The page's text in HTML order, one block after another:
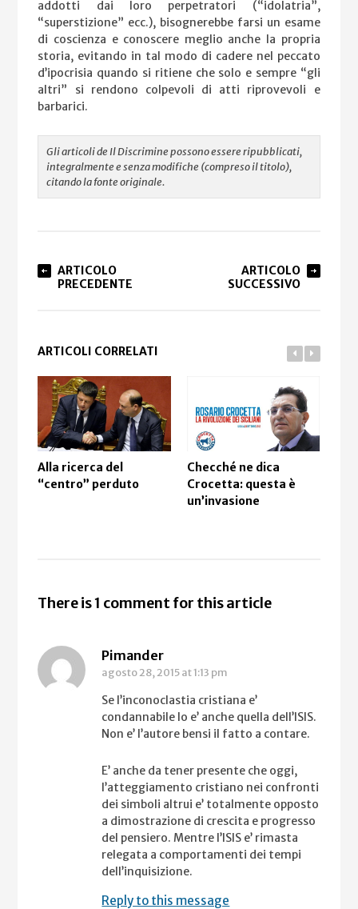
addotti dai loro perpetratori (“idolatria”,
“superstizione” ecc.), bisognerebbe farsi un esame
di coscienza e conoscere meglio anche la propria
storia, evitando in tal modo di cadere nel peccato
d’ipocrisia quando si ritiene che solo e sempre “gli
altri” si rendono colpevoli di atti riprovevoli e
barbarici.
Gli articoli de Il Discrimine possono essere ripubblicati,
integralmente e senza modifiche (compreso il titolo),
citando la fonte originale.
ARTICOLO
PRECEDENTE
ARTICOLO
SUCCESSIVO
ARTICOLI CORRELATI
Alla ricerca del
“centro” perduto
Checché ne dica
Crocetta: questa è
un’invasione
There is 1 comment for this article
Pimander
agosto 28, 2015at 1:13 pm
Se l’inconoclastia cristiana e’
condannabile lo e’ anche quella dell’ISIS.
Non e’ l’autore bensi il fatto a contare.
E’ anche da tener presente che oggi,
l’atteggiamento cristiano nei confronti
dei simboli altrui e’ totalmente opposto
a dimostrazione di crescita e progresso
del pensiero. Mentre l’ISIS e’ rimasta
relegata a comportamenti dei tempi
dell’inquisizione.
Reply to this message